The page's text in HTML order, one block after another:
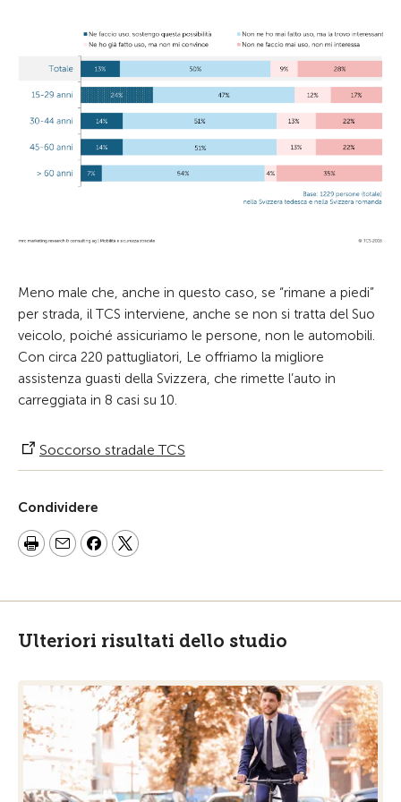
Meno male che, anche in questo caso, se “rimane a piedi”
per strada, il TCS interviene, anche se non si tratta del Suo
veicolo, poiché assicuriamo le persone, non le automobili.
Con circa 220 pattugliatori, Le offriamo la migliore
assistenza guasti della Svizzera, che rimette l’auto in
carreggiata in 8 casi su 10.
Soccorso stradale TCS
Condividere
Ulteriori risultati dello studio